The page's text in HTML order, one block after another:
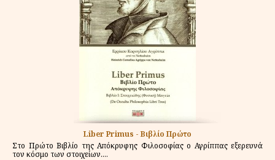
Liber Primus - Βιβλίο Πρώτο
Στο Πρώτο Βιβλίο της Απόκρυφης Φιλοσοφίας ο Αγρίππας εξερευνά
τον κόσμο των στοιχείων....